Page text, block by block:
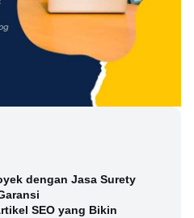
dengan Jasa Surety
SEO yang Bikin